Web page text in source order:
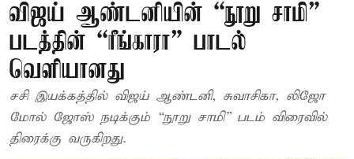
விஜய் ஆண்டனியின் “நூறு சாமி”
படத்தின் “ரீங்காரா” பாடல்
வெளியானது
சசி இயக்கத்தில் விஜய் ஆண்டனி, சுவாசிகா, லிஜோ
மோல் ஜோஸ் நடிக்கும் “நூறு சாமி” படம் விரைவில்
திரைக்கு வருகிறது.